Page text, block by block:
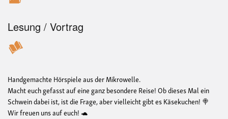
Lesung / Vortrag
Handgemachte Hörspiele aus der Mikrowelle.
Macht euch gefasst auf eine ganz besondere Reise! Ob dieses Mal ein
Schwein dabei ist, ist die Frage, aber vielleicht gibt es Käsekuchen! 🍭
Wir freuen uns auf euch! 🐢